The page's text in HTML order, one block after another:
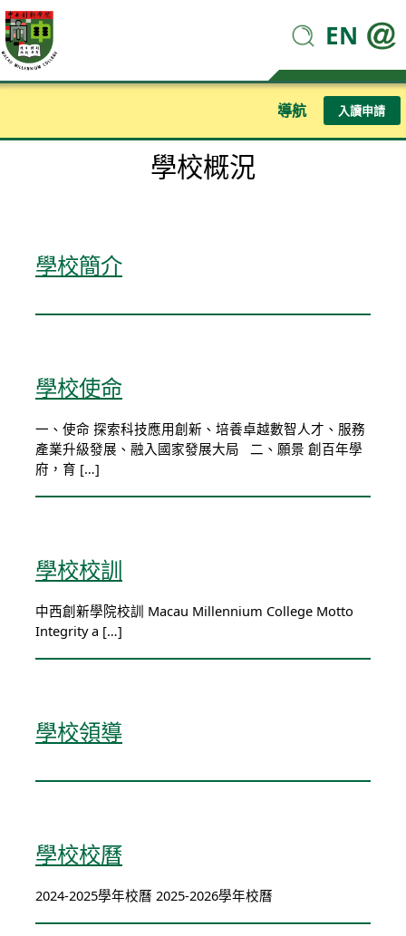
EN
導航 入讀申請
學校概況
學校簡介
學校使命
一、使命 探索科技應用創新、培養卓越數智人才、服務
產業升級發展、融入國家發展大局 二、願景 創百年學
府，育 […]
學校校訓
中西創新學院校訓 Macau Millennium College Motto
Integrity a […]
學校領導
學校校曆
2024-2025學年校曆 2025-2026學年校曆